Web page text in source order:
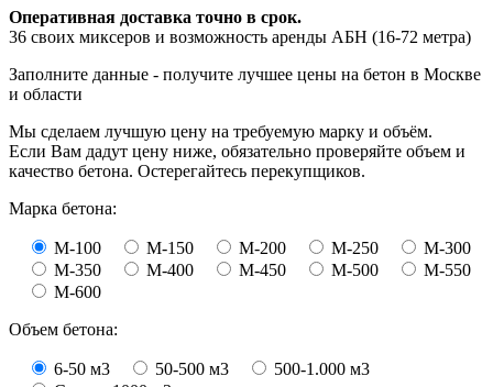
Оперативная доставка точно в срок.
36 своих миксеров и возможность аренды АБН (16-72 метра)
Заполните данные - получите лучшее цены на бетон в Москве
и области
Мы сделаем лучшую цену на требуемую марку и объём.
Если Вам дадут цену ниже, обязательно проверяйте объем и
качество бетона. Остерегайтесь перекупщиков.
Марка бетона:
М-100 М-150 М-200 М-250
М-300
М-350
М-400 М-450 М-500
М-550
М-600
Объем бетона:
6-50 м3 50-500 м3
500-1.000 м3